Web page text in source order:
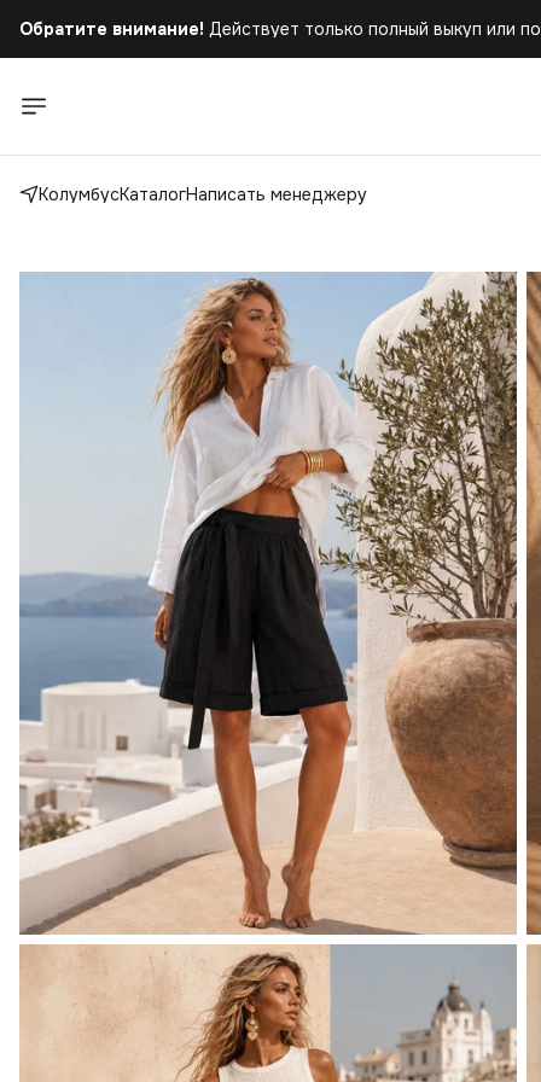
Обратите внимание! Действует только полный выкуп или
Действует только полный выкуп или
КолумбусКаталогНаписать менеджеру